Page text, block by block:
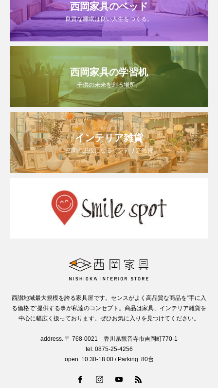
西岡家具のベッド
良質な睡眠は良い人生をつくる。
西岡家具の学習机
子供の未来を創る場所。
インテリア雑貨
空間の主役になるインテリア雑貨
西讃地域最大規模を誇る家具屋です。センスがよく高品質な商品を“手に入
る価格で”提供する事が私達のコンセプト。商品は家具、インテリア雑貨を
中心に幅広く扱っております。ぜひお気に入りを見つけてください。
address. 〒 768-0021 香川県観音寺市吉岡町770-1
tel. 0875-25-4256
open. 10:30-18:00 / Parking. 80台